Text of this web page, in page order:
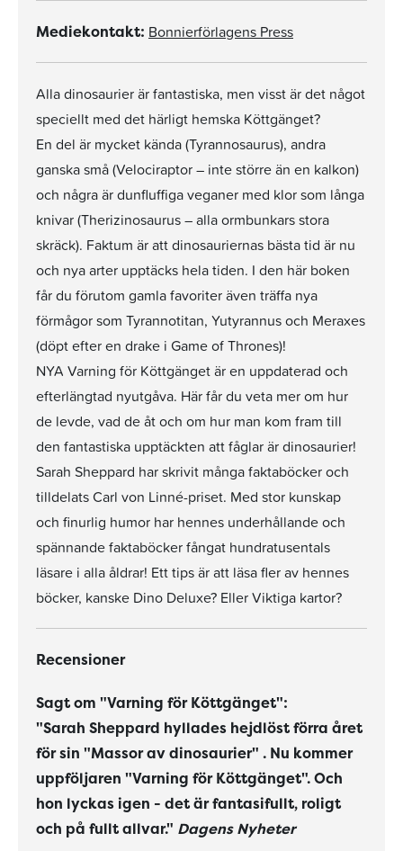
Mediekontakt: Bonnierförlagens Press
Alla dinosaurier är fantastiska, men visst är det något
speciellt med det härligt hemska Köttgänget?
En del är mycket kända (Tyrannosaurus), andra
ganska små (Velociraptor – inte större än en kalkon)
och några är dunfluffiga veganer med klor som långa
knivar (Therizinosaurus – alla ormbunkars stora
skräck). Faktum är att dinosauriernas bästa tid är nu
och nya arter upptäcks hela tiden. I den här boken
får du förutom gamla favoriter även träffa nya
förmågor som Tyrannotitan, Yutyrannus och Meraxes
(döpt efter en drake i Game of Thrones)!
NYA Varning för Köttgänget är en uppdaterad och
efterlängtad nyutgåva. Här får du veta mer om hur
de levde, vad de åt och om hur man kom fram till
den fantastiska upptäckten att fåglar är dinosaurier!
Sarah Sheppard har skrivit många faktaböcker och
tilldelats Carl von Linné-priset. Med stor kunskap
och finurlig humor har hennes underhållande och
spännande faktaböcker fångat hundratusentals
läsare i alla åldrar! Ett tips är att läsa fler av hennes
böcker, kanske Dino Deluxe? Eller Viktiga kartor?
Recensioner
Sagt om "Varning för Köttgänget":
"Sarah Sheppard hyllades hejdlöst förra året
för sin "Massor av dinosaurier" . Nu kommer
uppföljaren "Varning för Köttgänget". Och
hon lyckas igen - det är fantasifullt, roligt
och på fullt allvar." Dagens Nyheter